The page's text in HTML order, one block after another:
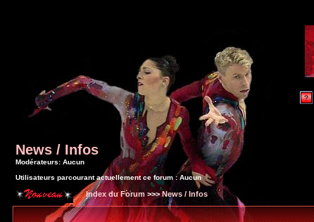
News / Infos
Modérateurs: Aucun
Utilisateurs parcourant actuellement ce forum : Aucun
Index du Forum >>>News / Infos